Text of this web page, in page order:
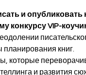
и
конкурсу VIP-
книг.
которые
и развития